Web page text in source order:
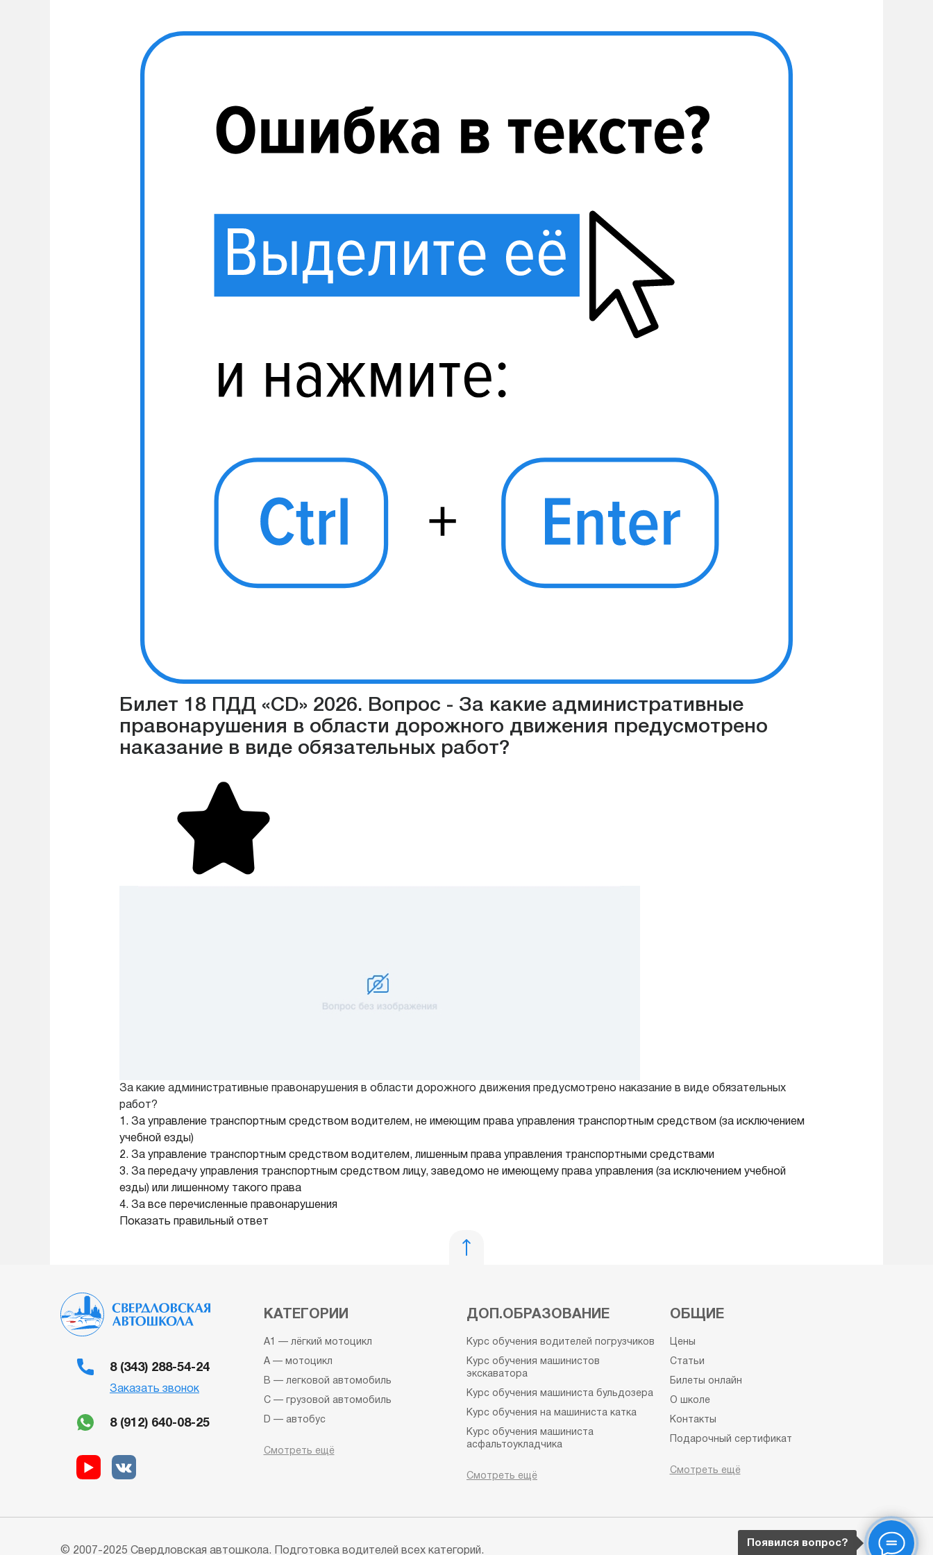
Билет 18 ПДД «CD» 2026. Вопрос - За какие административные
правонарушения в области дорожного движения предусмотрено
наказание в виде обязательных работ?
За какие административные правонарушения в области дорожного движения предусмотрено наказание в виде обязательных
работ?
1. За управление транспортным средством водителем, не имеющим права управления транспортным средством (за исключением
учебной езды)
2. За управление транспортным средством водителем, лишенным права управления транспортными средствами
3. За передачу управления транспортным средством лицу, заведомо не имеющему права управления (за исключением учебной
езды) или лишенному такого права
4. За все перечисленные правонарушения
Показать правильный ответ
8 (343) 288-54-24
Заказать звонок
8 (912) 640-08-25
КАТЕГОРИИ
A1 — лёгкий мотоцикл
A — мотоцикл
B — легковой автомобиль
C — грузовой автомобиль
D — автобус
CE — грузовой автомобиль с
Автошкола выходного дня
Смотреть ещё
ДОП.ОБРАЗОВАНИЕ
Курс обучения водителей погрузчиков
Курс обучения машинистов
экскаватора
Курс обучения машиниста бульдозера
Курс обучения на машиниста катка
Курс обучения машиниста
асфальтоукладчика
автогрейдера
Судовождение
Смотреть ещё
ОБЩИЕ
Цены
Статьи
Билеты онлайн
О школе
Контакты
Подарочный сертификат
Политика конфиденциальности
Смотреть ещё
© 2007-2025 Свердловская автошкола. Подготовка водителей всех категорий.
Появился вопрос?